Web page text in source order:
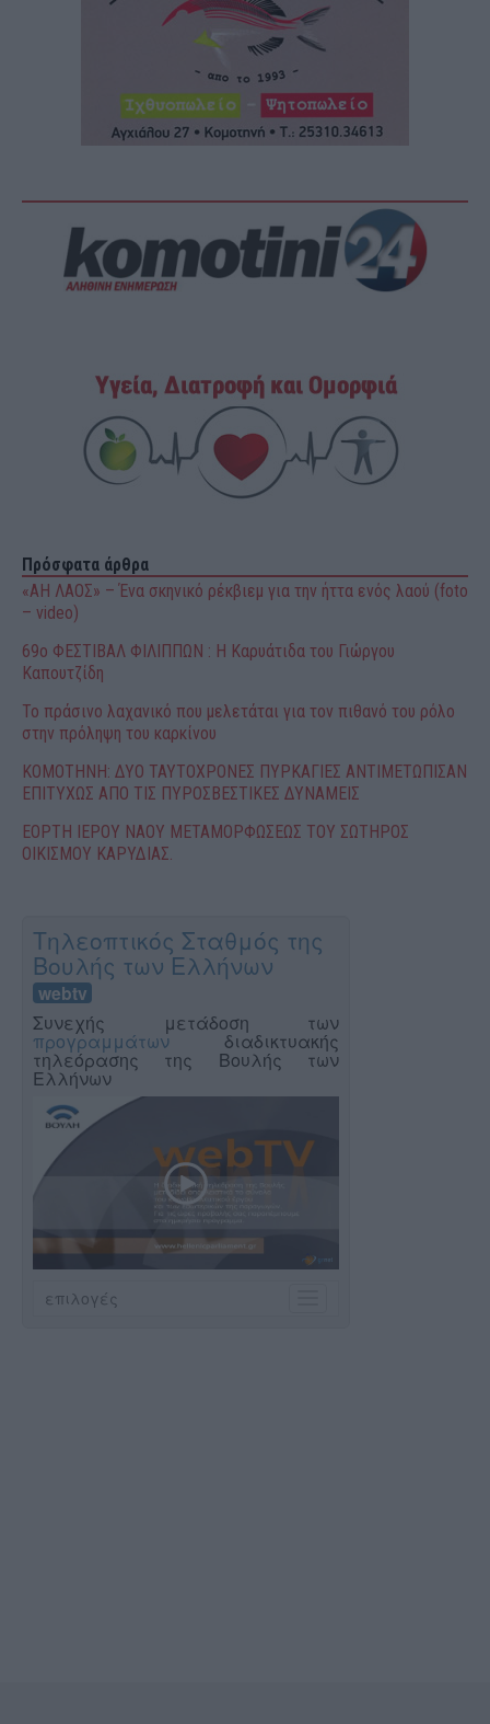
Πρόσφατα άρθρα
«ΑΗ ΛΑΟΣ» – Ένα σκηνικό ρέκβιεμ για την ήττα ενός λαού (foto
– video)
69o ΦΕΣΤΙΒΑΛ ΦΙΛΙΠΠΩΝ : H Καρυάτιδα του Γιώργου
Καπουτζίδη
Το πράσινο λαχανικό που μελετάται για τον πιθανό του ρόλο
στην πρόληψη του καρκίνου
ΚΟΜΟΤΗΝΗ: ΔΥΟ ΤΑΥΤΟΧΡΟΝΕΣ ΠΥΡΚΑΓΙΕΣ ΑΝΤΙΜΕΤΩΠΙΣΑΝ
ΕΠΙΤΥΧΩΣ ΑΠΟ ΤΙΣ ΠΥΡΟΣΒΕΣΤΙΚΕΣ ΔΥΝΑΜΕΙΣ
ΕΟΡΤΗ ΙΕΡΟΥ ΝΑΟΥ ΜΕΤΑΜΟΡΦΩΣΕΩΣ ΤΟΥ ΣΩΤΗΡΟΣ
ΟΙΚΙΣΜΟΥ ΚΑΡΥΔΙΑΣ.